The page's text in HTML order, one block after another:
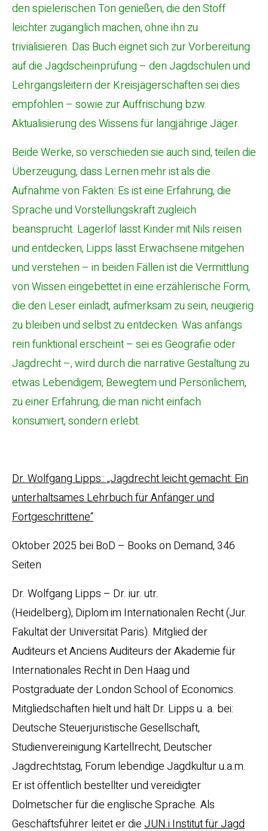
den spielerischen Ton genießen, die den Stoff
leichter zugänglich machen, ohne ihn zu
trivialisieren. Das Buch eignet sich zur Vorbereitung
auf die Jagdscheinprüfung – den Jagdschulen und
Lehrgangsleitern der Kreisjägerschaften sei dies
empfohlen – sowie zur Auffrischung bzw.
Aktualisierung des Wissens für langjährige Jäger.
Beide Werke, so verschieden sie auch sind, teilen die
Überzeugung, dass Lernen mehr ist als die
Aufnahme von Fakten: Es ist eine Erfahrung, die
Sprache und Vorstellungskraft zugleich
beansprucht. Lagerlöf lässt Kinder mit Nils reisen
und entdecken, Lipps lässt Erwachsene mitgehen
und verstehen – in beiden Fällen ist die Vermittlung
von Wissen eingebettet in eine erzählerische Form,
die den Leser einlädt, aufmerksam zu sein, neugierig
zu bleiben und selbst zu entdecken. Was anfangs
rein funktional erscheint – sei es Geografie oder
Jagdrecht –, wird durch die narrative Gestaltung zu
etwas Lebendigem, Bewegtem und Persönlichem,
zu einer Erfahrung, die man nicht einfach
konsumiert, sondern erlebt.
Dr. Wolfgang Lipps:: „Jagdrecht leicht gemacht: Ein
unterhaltsames Lehrbuch für Anfänger und
Fortgeschrittene“
Oktober 2025 bei BoD – Books on Demand, 346
Seiten
Dr. Wolfgang Lipps – Dr. iur. utr.
(Heidelberg), Diplom im Internationalen Recht (Jur.
Fakultät der Universität Paris). Mitglied der
Auditeurs et Anciens Auditeurs der Akademie für
Internationales Recht in Den Haag und
Postgraduate der London School of Economics.
Mitgliedschaften hielt und hält Dr. Lipps u. a. bei:
Deutsche Steuerjuristische Gesellschaft,
Studienvereinigung Kartellrecht, Deutscher
Jagdrechtstag, Forum lebendige Jagdkultur u.a.m.
Er ist öffentlich bestellter und vereidigter
Dolmetscher für die englische Sprache. Als
Geschäftsführer leitet er dieJUN.i Institut für Jagd